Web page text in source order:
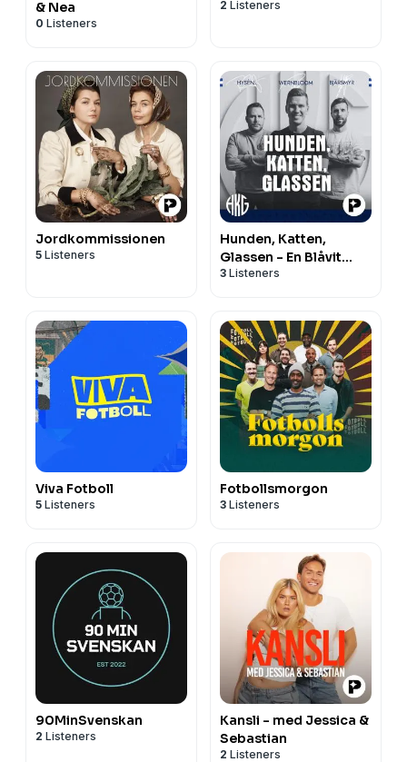
& Nea
0 Listeners
2 Listeners
Jordkommissionen
5 Listeners
Hunden, Katten,
Glassen - En Blåvit
podcast
3 Listeners
Viva Fotboll
5 Listeners
Fotbollsmorgon
3 Listeners
90MinSvenskan
2 Listeners
Kansli - med Jessica &
Sebastian
2 Listeners